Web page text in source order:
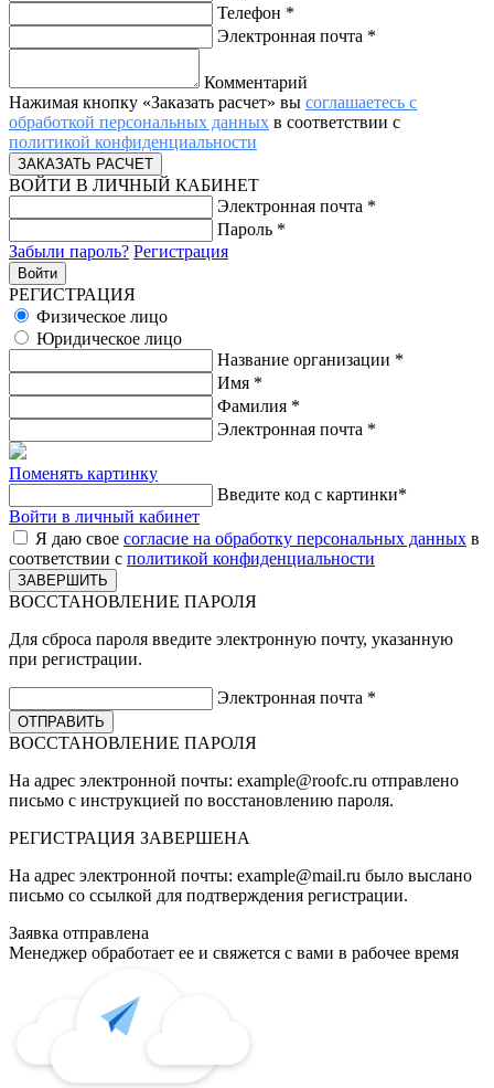
Телефон *
Электронная почта *
Комментарий
Нажимая кнопку «Заказать расчет» вы соглашаетесь с
обработкой персональных данных в соответствии с
политикой конфиденциальности
ВОЙТИ В ЛИЧНЫЙ КАБИНЕТ
Электронная почта *
Пароль *
Забыли пароль? Регистрация
РЕГИСТРАЦИЯ
Физическое лицо
Юридическое лицо
Название организации *
Имя *
Фамилия *
Электронная почта *
Поменять картинку
Введите код с картинки*
Войти в личный кабинет
Я даю свое согласие на обработку персональных данных в
соответствии с политикой конфиденциальности
ВОССТАНОВЛЕНИЕ ПАРОЛЯ
Для сброса пароля введите электронную почту, указанную
при регистрации.
Электронная почта *
ВОССТАНОВЛЕНИЕ ПАРОЛЯ
На адрес электронной почты: example@roofc.ru отправлено
письмо с инструкцией по восстановлению пароля.
РЕГИСТРАЦИЯ ЗАВЕРШЕНА
На адрес электронной почты: example@mail.ru было выслано
письмо со ссылкой для подтверждения регистрации.
Заявка отправлена
Менеджер обработает ее и свяжется с вами в рабочее время